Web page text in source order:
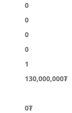
0
0
0
0
1
130,000,000₮
0₮